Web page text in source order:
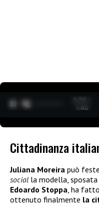
0:30 /
1:40
Cittadinanza
Juliana Moreira può
social la modella, sposata
Edoardo Stoppa, ha
ottenuto finalmente la